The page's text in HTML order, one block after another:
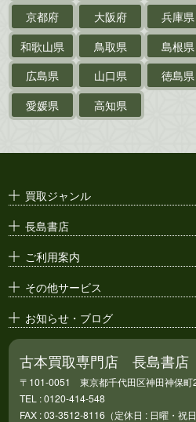
絵葉書
支那・満洲・
台湾関係古資料
ポスター・チラ
京都府
大阪府 兵庫県
和歌山県
鳥取県 島根県
広島県
山口県 徳島県
愛媛県
高知県
買取ジャンル
長島書店
ご利用案内
その他サービス
お知らせ・ブログ
古本買取専門店 長島書店
〒101-0051 東京都千代田区神田神保町
TEL : 0120-414-548
FAX : 03-3512-8116（定休日 : 日曜・祝日